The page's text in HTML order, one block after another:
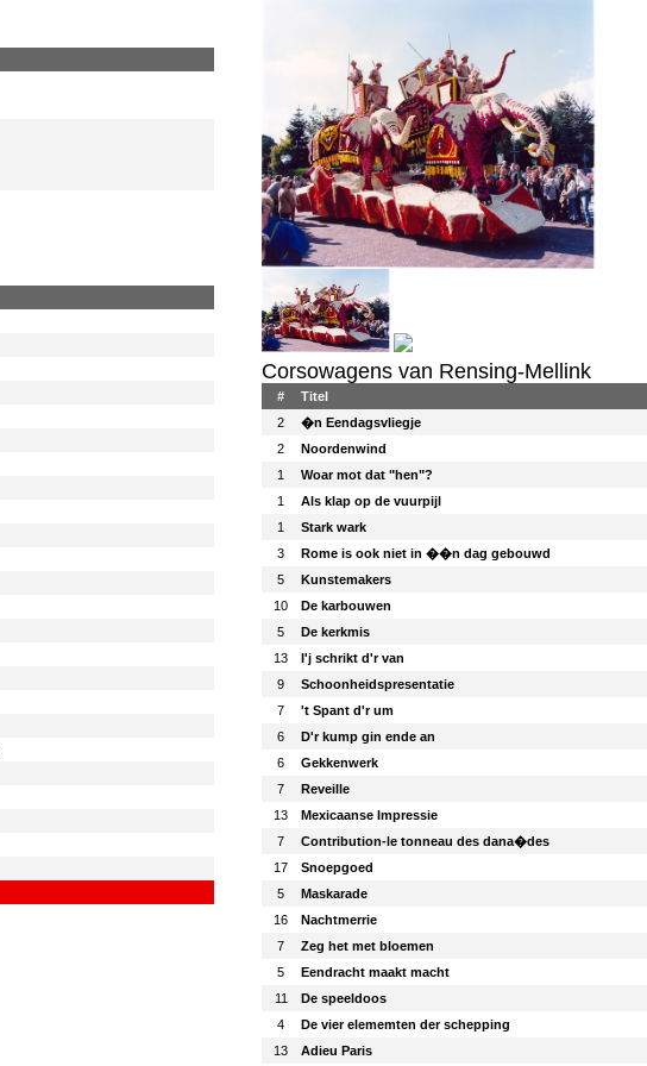
Corsowagens van Rensing-Mellink
# Titel
2
�n Eendagsvliegje
2
Noordenwind
1
Woar mot dat "hen"?
1
Als klap op de vuurpijl
1
Stark wark
3
Rome is ook niet in ��n dag gebouwd
5
Kunstemakers
10
De karbouwen
5
De kerkmis
13
I'j schrikt d'r van
9
Schoonheidspresentatie
7
't Spant d'r um
6
D'r kump gin ende an
6
Gekkenwerk
7
Reveille
13
Mexicaanse Impressie
7
Contribution-le tonneau des dana�des
17
Snoepgoed
5
Maskarade
16
Nachtmerrie
7
Zeg het met bloemen
5
Eendracht maakt macht
11
De speeldoos
4
De vier elememten der schepping
13
Adieu Paris